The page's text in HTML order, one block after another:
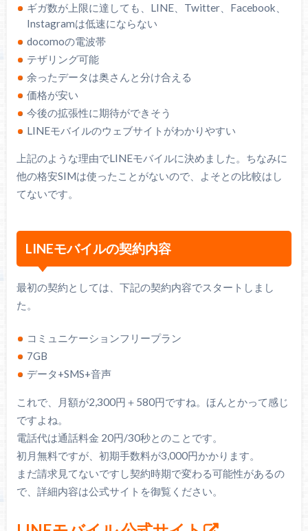
ギガ数が上限に達しても、LINE、Twitter、Facebook、
Instagramは低速にならない
docomoの電波帯
テザリング可能
余ったデータは奥さんと分け合える
価格が安い
今後の拡張性に期待ができそう
LINEモバイルのウェブサイトがわかりやすい
上記のような理由でLINEモバイルに決めました。ちなみに
他の格安SIMは使ったことがないので、よそとの比較はし
てないです。
LINEモバイルの契約内容
最初の契約としては、下記の契約内容でスタートしまし
た。
コミュニケーションフリープラン
7GB
データ+SMS+音声
これで、月額が2,300円＋580円ですね。ほんとかって感じ
ですよね。
電話代は通話料金 20円/30秒とのことです。
初月無料ですが、初期手数料が3,000円かかります。
まだ請求見てないですし契約時期で変わる可能性があるの
で、詳細内容は公式サイトを御覧ください。